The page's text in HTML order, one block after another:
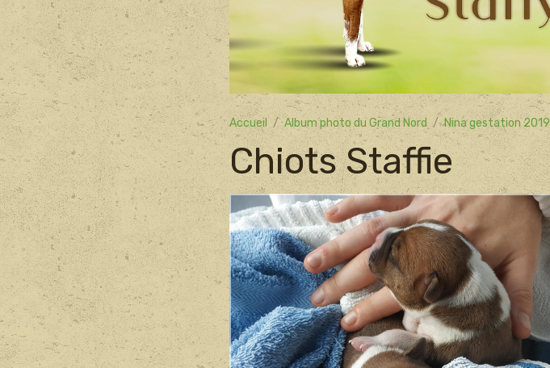
Accueil Album photo du Grand Nord Nina gestation 2019
Chiots Staffie